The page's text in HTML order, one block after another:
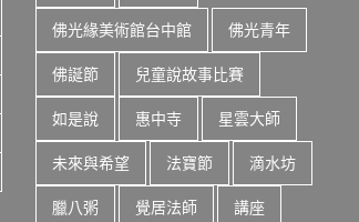
佛光緣美術館台中館 佛光青年
佛誕節 兒童說故事比賽
如是說 惠中寺 星雲大師
未來與希望 法寶節 滴水坊
臘八粥 覺居法師 講座